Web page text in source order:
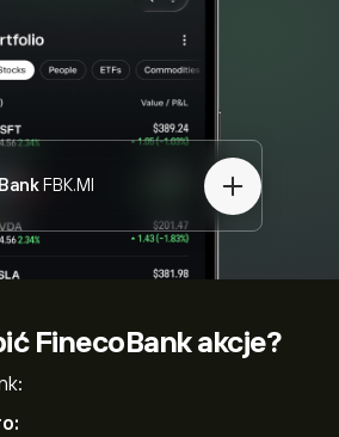
FBK.MI
FinecoBank akcje?